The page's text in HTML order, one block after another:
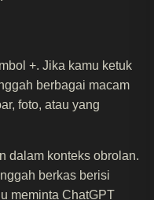
+. Jika kamu ketuk
berbagai macam
foto, atau yang
dalam konteks obrolan.
berkas berisi
meminta ChatGPT